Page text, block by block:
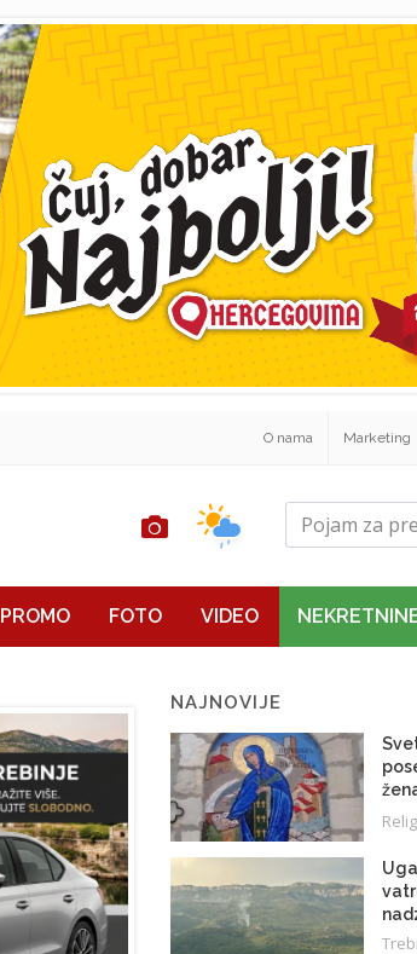
O nama Marketing
PROMO FOTO VIDEO
NAJNOVIJE